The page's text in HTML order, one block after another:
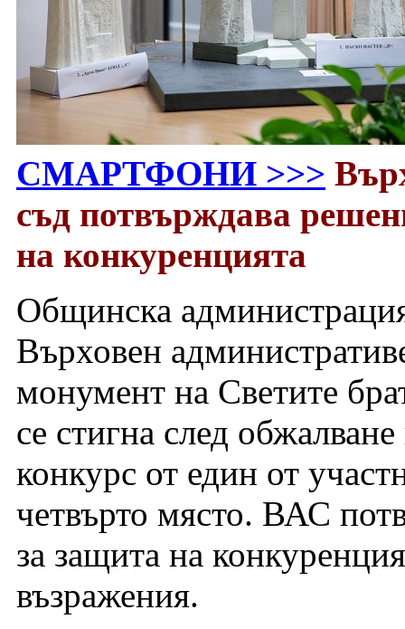
СМАРТФОНИ >>>
съд потвърждава
на конкуренцията
Общинска
Върховен
монумент на Светите
се стигна след
конкурс от един от
четвърто място. ВАС
за защита на
възражения.